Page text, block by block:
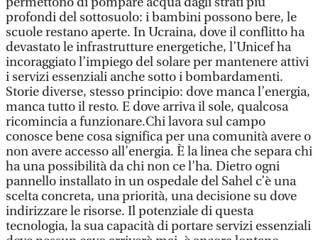
profondi del sottosuolo: i bambini possono bere, le
scuole restano aperte. In Ucraina, dove il conflitto ha
devastato le infrastrutture energetiche, l’Unicef ha
incoraggiato l’impiego del solare per mantenere attivi
i servizi essenziali anche sotto i bombardamenti.
Storie diverse, stesso principio: dove manca l’energia,
manca tutto il resto. E dove arriva il sole, qualcosa
ricomincia a funzionare.Chi lavora sul campo
conosce bene cosa significa per una comunità avere o
non avere accesso all’energia. È la linea che separa chi
ha una possibilità da chi non ce l’ha. Dietro ogni
pannello installato in un ospedale del Sahel c’è una
scelta concreta, una priorità, una decisione su dove
indirizzare le risorse. Il potenziale di questa
tecnologia, la sua capacità di portare servizi essenziali